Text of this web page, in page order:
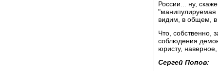
России... ну,
"манипулируемая
видим, в общем, в
Что, собственно,
соблюдения
юристу,
Сергей Попов: